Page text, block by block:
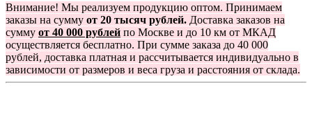
Внимание! Мы реализуем продукцию оптом. Принимаем
заказы на сумму от 20 тысяч рублей. Доставка заказов на
сумму от 40 000 рублей по Москве и до 10 км от МКАД
осуществляется бесплатно. При сумме заказа до 40 000
рублей, доставка платная и рассчитывается индивидуально в
зависимости от размеров и веса груза и расстояния от склада.